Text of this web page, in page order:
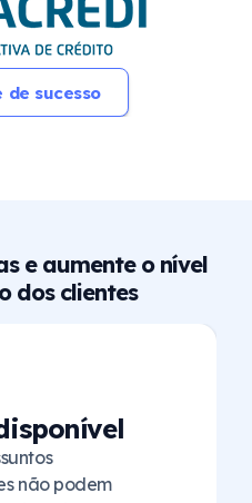
de sucesso
e aumente o nível
dos clientes
em todos
de marca